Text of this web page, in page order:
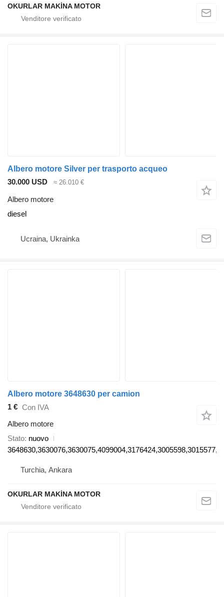
OKURLAR MAKİNA MOTOR
Albero motore Silver per trasporto acqueo
30.000 USD
≈ 26.010 €
Albero motore
diesel
Ucraina, Ukrainka
Albero motore 3648630 per camion
1 € Con IVA
Albero motore
Stato nuovo
Turchia, Ankara
OKURLAR MAKİNA MOTOR